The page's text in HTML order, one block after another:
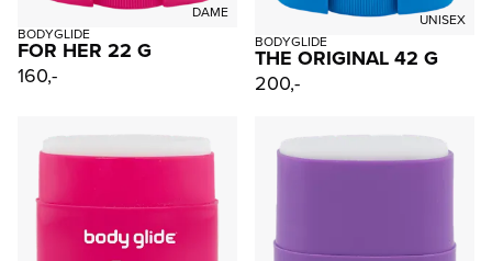
DAME
BODYGLIDE
FOR HER 22 G
160,-
UNISEX
BODYGLIDE
THE ORIGINAL 42 G
200,-